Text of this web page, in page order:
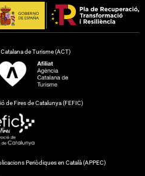
de Turisme (ACT)
de Fires de Catalunya (FEFIC)
Periòdiques en Català (APPEC)